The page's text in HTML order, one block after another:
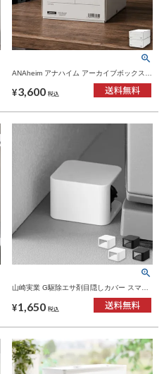
ANAheim アナハイム アーカイブボックス 2
¥3,600 税込
山崎実業 G駆除エサ剤目隠しカバー スマー
ト 2個組 smart | インテリア雑貨・スマート
シリーズ
¥1,650 税込